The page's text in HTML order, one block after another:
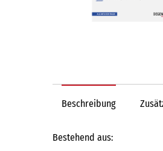
Beschreibung
Bestehend aus: